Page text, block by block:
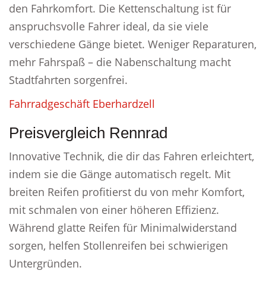
den Fahrkomfort. Die Kettenschaltung ist für
anspruchsvolle Fahrer ideal, da sie viele
verschiedene Gänge bietet. Weniger Reparaturen,
mehr Fahrspaß – die Nabenschaltung macht
Stadtfahrten sorgenfrei.
Fahrradgeschäft Eberhardzell
Preisvergleich Rennrad
Innovative Technik, die dir das Fahren erleichtert,
indem sie die Gänge automatisch regelt. Mit
breiten Reifen profitierst du von mehr Komfort,
mit schmalen von einer höheren Effizienz.
Während glatte Reifen für Minimalwiderstand
sorgen, helfen Stollenreifen bei schwierigen
Untergründen.